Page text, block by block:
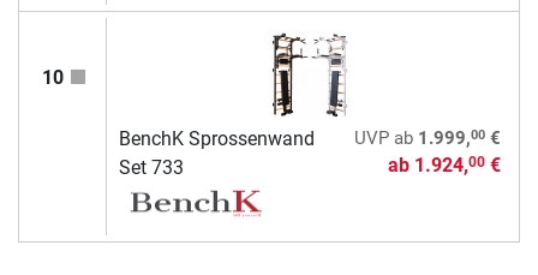
10
BenchK Sprossenwand
Set 733
UVPab 1.999,00€
ab 1.924,00€